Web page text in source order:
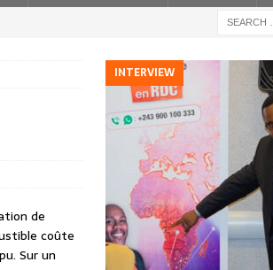
de
coûte
Sur un
INTERVIEW